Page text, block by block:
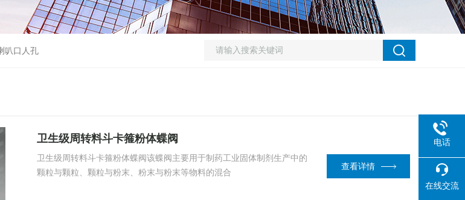
叭口人孔
卫生级周转料斗卡箍粉体蝶阀
卫生级周转料斗卡箍粉体蝶阀该蝶阀主要用于制药工业固体制剂生产中的
颗粒与颗粒、颗粒与粉末、粉末与粉末等物料的混合
查看详情
电话
在线交流